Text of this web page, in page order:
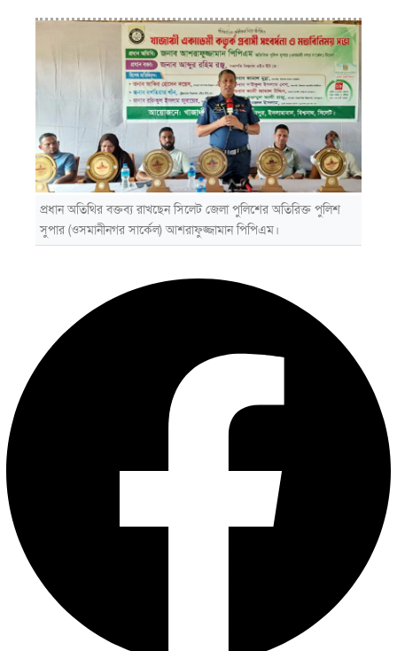
প্রধান অতিথির বক্তব্য রাখছেন সিলেট জেলা পুলিশের অতিরিক্ত পুলিশ
সুপার (ওসমানীনগর সার্কেল) আশরাফুজ্জামান পিপিএম।